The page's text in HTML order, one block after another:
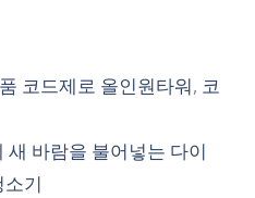
코드제로 올인원타워, 코
바람을 불어넣는 다이
기